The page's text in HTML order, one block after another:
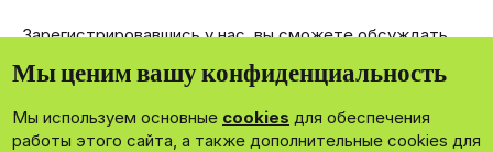
Зарегистрировавшись у нас, вы сможете обсуждать,
членам нашего сообщества.
Зарегистрироваться сейчас!
Мы ценим вашу конфиденциальность
Мы используем основные cookies для обеспечения
работы этого сайта, а также дополнительные cookies для